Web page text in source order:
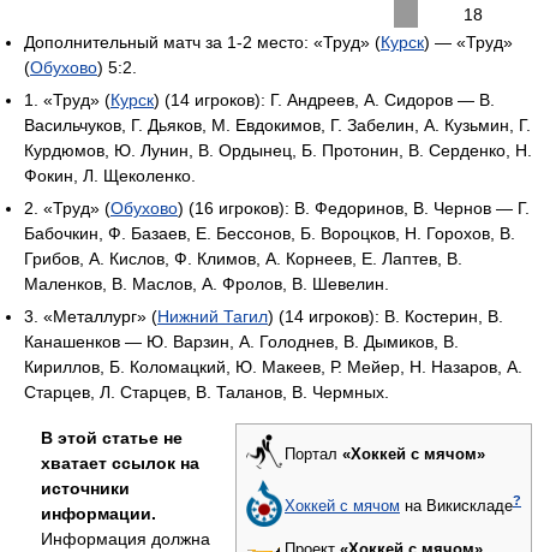
18
Дополнительный матч за 1-2 место: «Труд» (Курск) — «Труд»
(Обухово) 5:2.
1. «Труд» (Курск) (14 игроков): Г. Андреев, А. Сидоров — В.
Васильчуков, Г. Дьяков, М. Евдокимов, Г. Забелин, А. Кузьмин, Г.
Курдюмов, Ю. Лунин, В. Ордынец, Б. Протонин, В. Серденко, Н.
Фокин, Л. Щеколенко.
2. «Труд» (Обухово) (16 игроков): В. Федоринов, В. Чернов — Г.
Бабочкин, Ф. Базаев, Е. Бессонов, Б. Вороцков, Н. Горохов, В.
Грибов, А. Кислов, Ф. Климов, А. Корнеев, Е. Лаптев, В.
Маленков, В. Маслов, А. Фролов, В. Шевелин.
3. «Металлург» (Нижний Тагил) (14 игроков): В. Костерин, В.
Канашенков — Ю. Варзин, А. Голоднев, В. Дымиков, В.
Кириллов, Б. Коломацкий, Ю. Макеев, Р. Мейер, Н. Назаров, А.
Старцев, Л. Старцев, В. Таланов, В. Чермных.
Портал «Хоккей с мячом»
Хоккей с мячом на Викискладе?
В этой статье не
хватает ссылок на
источники
информации.
Информация должна